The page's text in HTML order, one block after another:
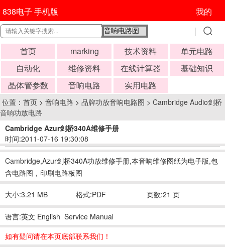
838电子 手机版 我的
首页 marking 技术资料
单元电路
自动化
维修资料 在线计算器
基础知识
晶体管参数
音响电路 实用电路
位置： 首页 > 音响电路 > 品牌功放音响电路图 > Cambridge Audio剑桥
音响功放电路
Cambridge Azur剑桥340A维修手册
时间:2011-07-16 19:30:08
Cambridge,Azur剑桥340A功放维修手册,本音响维修图纸为电子版,包
含电路图，印刷电路板图
大小:3.21 MB 格式:PDF 页数:21 页
语言:英文 English Service Manual
如有疑问请在本页底部联系我们！